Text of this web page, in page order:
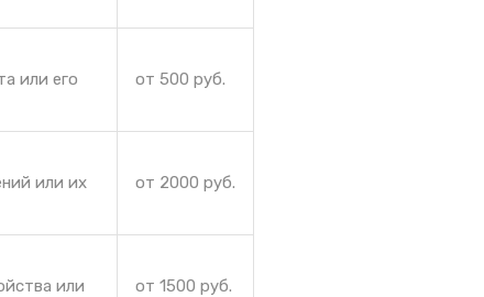
или его
от 500 руб.
или их
от 2000 руб.
или
от 1500 руб.